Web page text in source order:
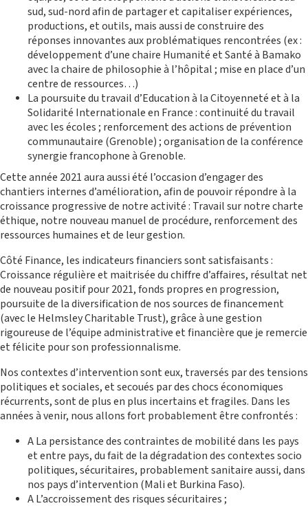
CENTRE DE RESSOURCES
sud, sud-nord afin de partager et capitaliser expériences,
productions, et outils, mais aussi de construire des
réponses innovantes aux problématiques rencontrées (ex :
développement d’une chaire Humanité et Santé à Bamako
avec la chaire de philosophie à l’hôpital ; mise en place d’un
centre de ressources…)
La poursuite du travail d’Education à la Citoyenneté et à la
Solidarité Internationale en France : continuité du travail
avec les écoles ; renforcement des actions de prévention
communautaire (Grenoble) ; organisation de la conférence
synergie francophone à Grenoble.
Cette année 2021 aura aussi été l’occasion d’engager des
chantiers internes d’amélioration, afin de pouvoir répondre à la
croissance progressive de notre activité : Travail sur notre charte
éthique, notre nouveau manuel de procédure, renforcement des
ressources humaines et de leur gestion.
Côté Finance, les indicateurs financiers sont satisfaisants :
Croissance régulière et maitrisée du chiffre d’affaires, résultat net
de nouveau positif pour 2021, fonds propres en progression,
poursuite de la diversification de nos sources de financement
(avec le Helmsley Charitable Trust), grâce à une gestion
rigoureuse de l’équipe administrative et financière que je remercie
et félicite pour son professionnalisme.
Nos contextes d’intervention sont eux, traversés par des tensions
politiques et sociales, et secoués par des chocs économiques
récurrents, sont de plus en plus incertains et fragiles. Dans les
années à venir, nous allons fort probablement être confrontés :
A La persistance des contraintes de mobilité dans les pays
et entre pays, du fait de la dégradation des contextes socio
politiques, sécuritaires, probablement sanitaire aussi, dans
nos pays d’intervention (Mali et Burkina Faso).
A L’accroissement des risques sécuritaires ;